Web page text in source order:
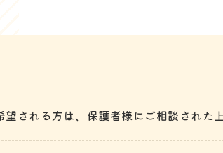
される方は、保護者様にご相談された